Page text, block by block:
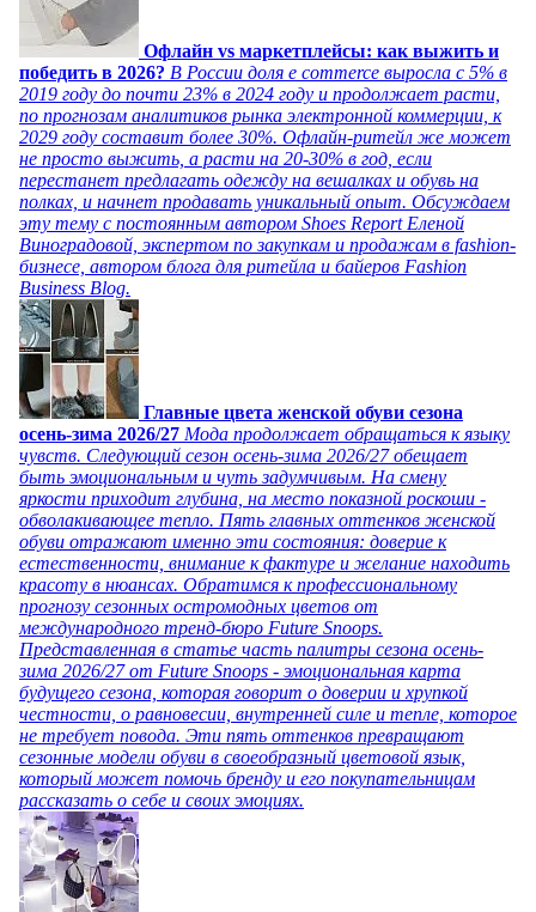
Офлайн vs маркетплейсы: как выжить и
победить в 2026? В России доля e commerce выросла с 5% в
2019 году до почти 23% в 2024 году и продолжает расти,
по прогнозам аналитиков рынка электронной коммерции, к
2029 году составит более 30%. Офлайн-ритейл же может
не просто выжить, а расти на 20-30% в год, если
перестанет предлагать одежду на вешалках и обувь на
полках, и начнет продавать уникальный опыт. Обсуждаем
эту тему с постоянным автором Shoes Report Еленой
Виноградовой, экспертом по закупкам и продажам в fashion-
бизнесе, автором блога для ритейла и байеров Fashion
Business Blog.
Главные цвета женской обуви сезона
осень-зима 2026/27 Мода продолжает обращаться к языку
чувств. Следующий сезон осень-зима 2026/27 обещает
быть эмоциональным и чуть задумчивым. На смену
яркости приходит глубина, на место показной роскоши -
обволакивающее тепло. Пять главных оттенков женской
обуви отражают именно эти состояния: доверие к
естественности, внимание к фактуре и желание находить
красоту в нюансах. Обратимся к профессиональному
прогнозу сезонных остромодных цветов от
международного тренд-бюро Future Snoops.
Представленная в статье часть палитры сезона осень-
зима 2026/27 от Future Snoops - эмоциональная карта
будущего сезона, которая говорит о доверии и хрупкой
честности, о равновесии, внутренней силе и тепле, которое
не требует повода. Эти пять оттенков превращают
сезонные модели обуви в своеобразный цветовой язык,
который может помочь бренду и его покупательницам
рассказать о себе и своих эмоциях.